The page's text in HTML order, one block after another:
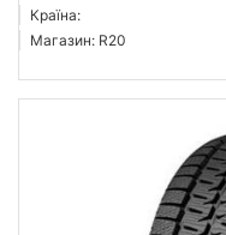
Країна:
Магазин: R20